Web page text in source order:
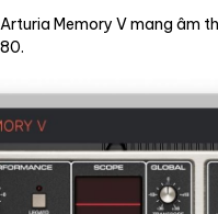
Arturia Memory V mang âm
80.